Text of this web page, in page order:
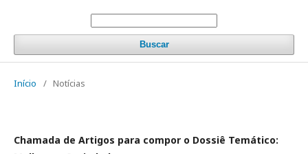
Buscar
Início / Notícias
Chamada de Artigos para compor o Dossiê Temático: